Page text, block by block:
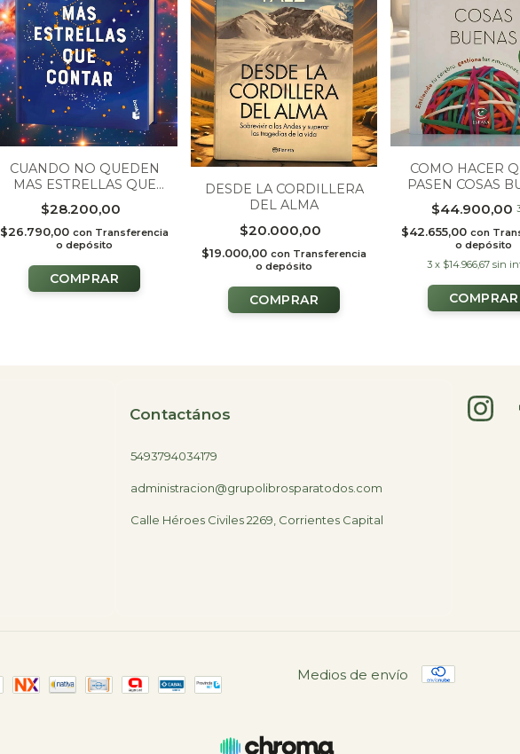
CUANDO NO QUEDEN
MAS ESTRELLAS QUE
$28.200,00
$26.790,00 con Transferencia
o depósito
DESDE LA CORDILLERA
DEL ALMA
$20.000,00
$19.000,00 con Transferencia
o depósito
COMO HACER
PASEN COSAS
$44.900,00
$42.655,00 con
o depósito
3 x $14.966,67 sin
Contactános
5493794034179
administracion@grupolibrosparatodos.com
Calle Héroes Civiles 2269, Corrientes Capital
Medios de envío